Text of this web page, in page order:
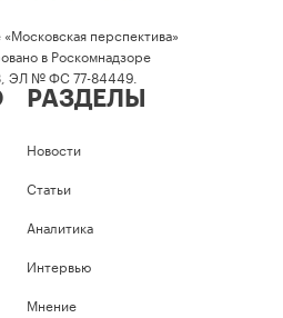
перспектива»
в Роскомнадзоре
ЭЛ № ФС 77-84449.
РАЗДЕЛЫ
Новости
Статьи
Аналитика
Интервью
Мнение